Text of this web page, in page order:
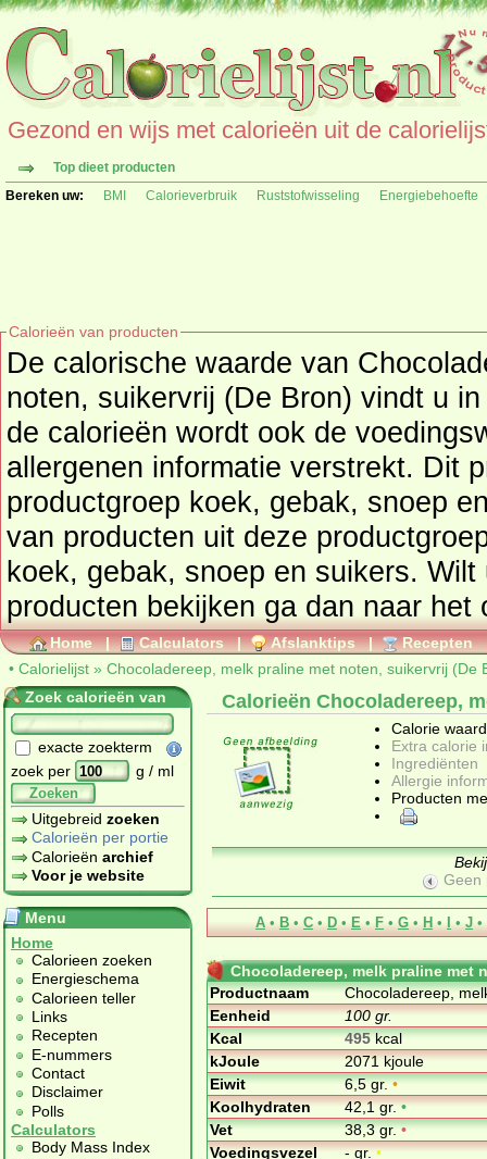
Gezond en wijs met calorieën uit de
Top dieet producten
Bereken uw:
BMI Calorieverbruik Ruststofwisseling Energiebehoefte
Calorieën van producten
De calorische waarde van
noten, suikervrij (De Bron) vindt u
de calorieën wordt ook de voedingswaarde, ingrediënten en
allergenen informatie verstrekt. Dit product valt onder
productgroep koek, gebak, snoep
van producten uit deze
koek, gebak, snoep en suikers. Wilt
Home | Calculators | Afslanktips | Recepten
• Calorielijst » Chocoladereep, melk praline met noten, suikervrij (De
Zoek calorieën van
exacte zoekterm
zoek per
g / ml
Zoeken
Uitgebreid zoeken
Calorieën per portie
Calorieën archief
Voor je website
Menu
Home
Calorieen zoeken
Energieschema
Calorieen teller
Links
Recepten
E-nummers
Contact
Disclaimer
Polls
Calculators
Body Mass Index
Calorieën Chocoladereep,
Calorie
Extra calorie
Ingrediënten
Allergie
Producten
Geen
A • B • C • D • E • F • G • H • I • J •
Chocoladereep, melk praline met
Productnaam
Chocoladereep,
Eenheid
100 gr.
Kcal
495kcal
kJoule
2071 kjoule
Eiwit
6,5 gr.•
Koolhydraten
42,1 gr.•
Vet
38,3 gr.•
Voedingsvezel
- gr.•